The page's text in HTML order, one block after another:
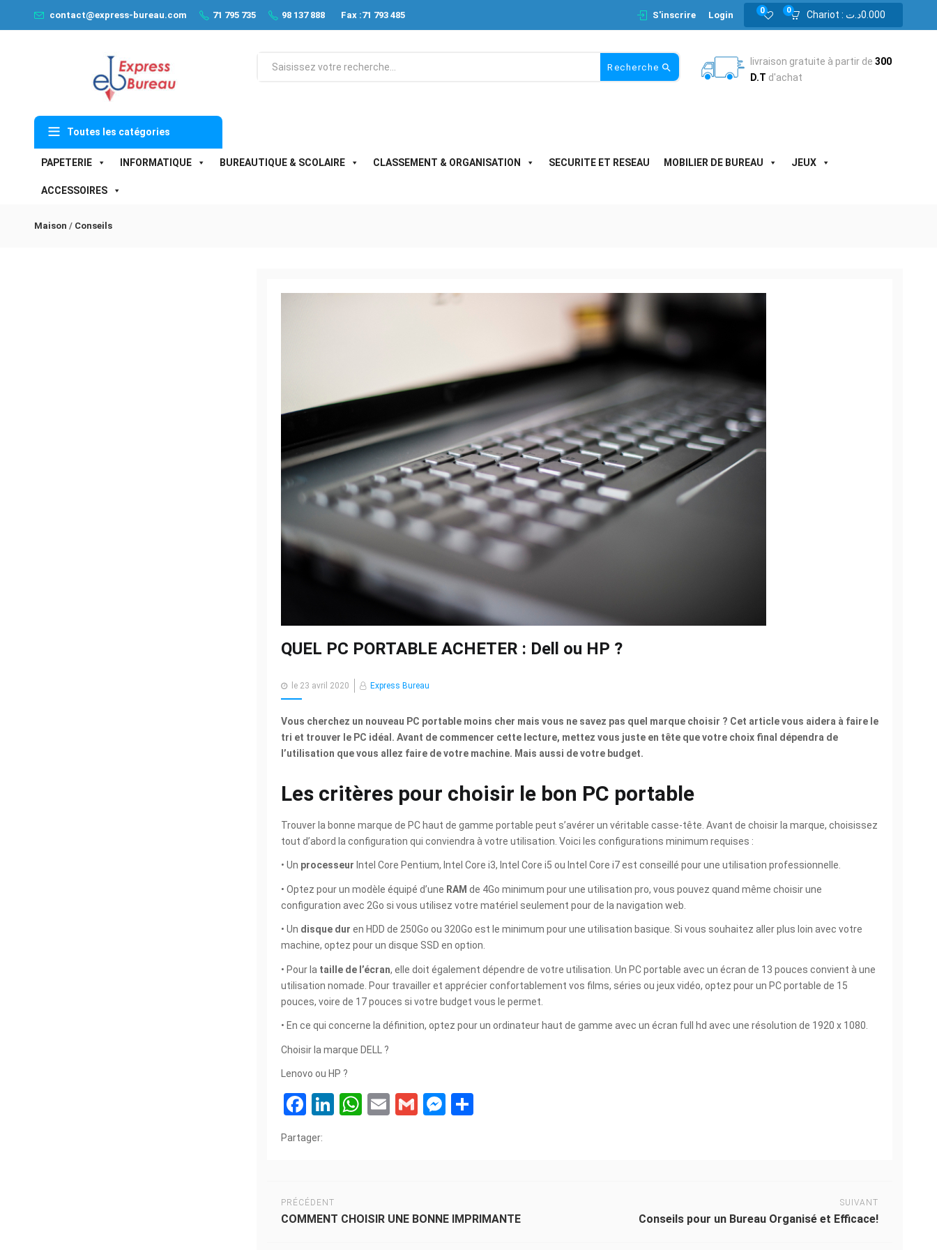
contact@express-bureau.com 71 795 735 98 137 888 Fax :71 793 485 Chariot : 0.000د.ت 0
0
S'inscrire Login
Recherche livraison gratuite à partir de 300
D.T d'achat
Toutes les catégories
INFORMATIQUE
PAPETERIE BUREAUTIQUE & SCOLAIRE CLASSEMENT & ORGANISATION SECURITE ET RESEAU MOBILIER DE BUREAU JEUX
ACCESSOIRES
Maison / Conseils
QUEL PC PORTABLE ACHETER : Dell ou HP ?
Publié
le 23 avril 2020 Express Bureau
Vous cherchez un nouveau PC portable moins cher mais vous ne savez pas quel marque choisir ? Cet article vous aidera à faire le
tri et trouver le PC idéal. Avant de commencer cette lecture, mettez vous juste en tête que votre choix final dépendra de
l’utilisation que vous allez faire de votre machine. Mais aussi de votre budget.
Les critères pour choisir le bon PC portable
Trouver la bonne marque de PC haut de gamme portable peut s’avérer un véritable casse-tête. Avant de choisir la marque, choisissez
tout d’abord la configuration qui conviendra à votre utilisation. Voici les configurations minimum requises :
• Un processeur Intel Core Pentium, Intel Core i3, Intel Core i5 ou Intel Core i7 est conseillé pour une utilisation professionnelle.
• Optez pour un modèle équipé d’une RAM de 4Go minimum pour une utilisation pro, vous pouvez quand même choisir une
configuration avec 2Go si vous utilisez votre matériel seulement pour de la navigation web.
• Un disque dur en HDD de 250Go ou 320Go est le minimum pour une utilisation basique. Si vous souhaitez aller plus loin avec votre
machine, optez pour un disque SSD en option.
• Pour la taille de l’écran, elle doit également dépendre de votre utilisation. Un PC portable avec un écran de 13 pouces convient à une
utilisation nomade. Pour travailler et apprécier confortablement vos films, séries ou jeux vidéo, optez pour un PC portable de 15
pouces, voire de 17 pouces si votre budget vous le permet.
• En ce qui concerne la définition, optez pour un ordinateur haut de gamme avec un écran full hd avec une résolution de 1920 x 1080.
Choisir la marque DELL ?
Lenovo ou HP ?
Facebook
LinkedIn
WhatsApp
EmailGmailMessenger
Partager
Partager:
PRÉCÉDENT
COMMENT CHOISIR UNE BONNE IMPRIMANTE
SUIVANT
Conseils pour un Bureau Organisé et Efficace!